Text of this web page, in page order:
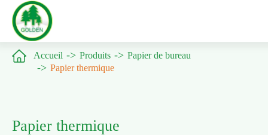
 Accueil Produits
Papier de bureau
Papier thermique
Papier thermique